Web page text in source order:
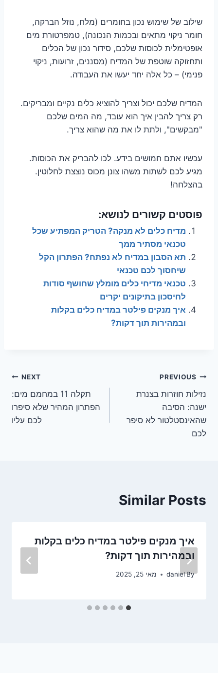
שילוב של שימוש נכון בחומרים (מלח, נוזל הברקה,
חומר ניקוי מתאים ובכמות הנכונה), טמפרטורת מים
אופטימלית לכוסות שלכם, סידור נכון של הכלים
ותחזוקה שוטפת של המדיח (מסננים, זרועות, ניקוי
פנימי) – כל אלה יחד יעשו את העבודה.
המדיח שלכם יכול וצריך להוציא כלים נקיים ומבריקים.
רק צריך להבין איך הוא עובד, מה המים שלכם
"מבקשים", ולתת לו את מה שהוא צריך.
עכשיו אתם חמושים בידע. לכו להבריק את הכוסות.
מגיע לכם לשתות משהו צונן מכוס נוצצת לחלוטין.
בהצלחה!
פוסטים קשורים לנושא:
מדיח כלים לא מנקה? הטריק המפתיע שכל
טכנאי מסתיר ממך
תא הסבון במדיח לא נפתח? הפתרון הקל
שיחסוך לכם טכנאי
טכנאי מדיחי כלים מומלץ שחושף סודות
לחיסכון בתיקונים יקרים
איך מנקים פילטר במדיח כלים בקלות
ובמהירות תוך דקות?
ניווט
PREVIOUS
נזילות חוזרות בצנרת
ישנה: הסיבה
שהאינסטלטור לא סיפר
לכם
NEXT
תקלה 11 במחמם מים:
הפתרון המהיר שלא סיפרו
לכם עליו
Similar Posts
איך מנקים פילטר במדיח כלים בקלות
ובמהירות תוך דקות?
By
daniel מאי 25, 2025